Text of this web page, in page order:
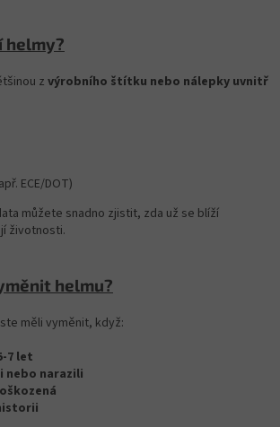
helmy?
z výrobního štítku nebo nálepky uvnitř
ECE/DOT)
můžete snadno zjistit, zda už se blíží
životnosti.
helmu?
měli vyměnit, když:
7 let
nebo narazili